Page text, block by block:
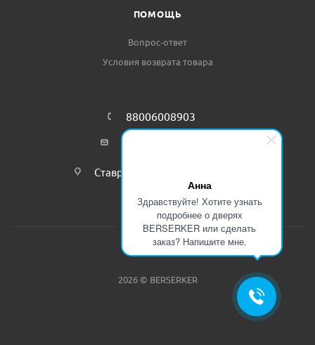
Анна
Здравствуйте! Хотите узнать
подробнее о дверях
BERSERKER или сделать
заказ? Напишите мне.
ПОМОЩЬ
Вопрос-ответ
Условия возврата товара
88006008903
info@bersgroup.ru
Ставрополь, пр-т Кулакова 4Б
2026 © BERSERKER